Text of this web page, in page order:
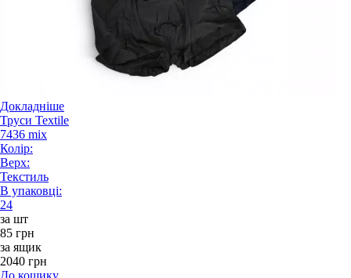
Докладніше
Труси Textile
7436 mix
Колір:
Верх:
Текстиль
В упаковці:
24
за шт
85 грн
за ящик
2040 грн
До кошику